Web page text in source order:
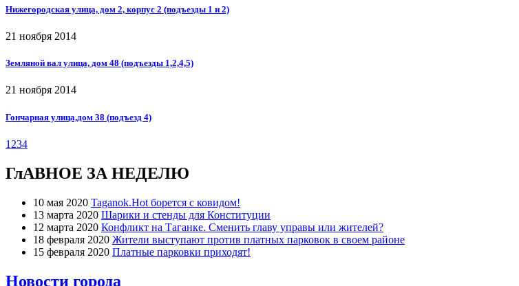
Нижегородская улица, дом 2, корпус 2 (подъезды 1 и 2)
21 ноября 2014
Земляной вал улица, дом 48 (подъезды 1,2,4,5)
21 ноября 2014
Гончарная улица,дом 38 (подъезд 4)
1 234
ГлАВНОЕ ЗА НЕДЕЛЮ
10 мая 2020 Taganok.Hot борется с ковидом!
13 марта 2020 Шарики и стенды для Конституции
12 марта 2020 Конфликт на Таганке. Сменить главу управы или жителей?
18 февраля 2020 Жители выступают против платных парковок в своем районе
15 февраля 2020 Платные парковки приходят!
Новости города